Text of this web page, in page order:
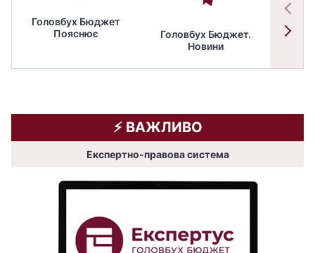
Головбух Бюджет
Пояснює
Головбух Бюджет.
Новини
⚡️ ВАЖЛИВО
Експертно-правова система